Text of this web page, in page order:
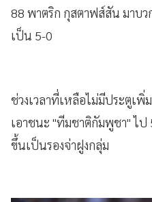
88 พาตริก กุสตาฟส์สัน มาบ
เป็น 5-0
ช่วงเวลาที่เหลือไม่มีประตูเพิ่
เอาชนะ "ทีมชาติกัมพูชา" ไ
ขึ้นเป็นรองจ่าฝูงกลุ่ม